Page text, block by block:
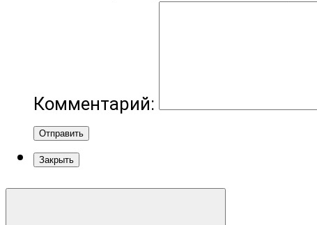
Комментарий:
Отправить
Закрыть